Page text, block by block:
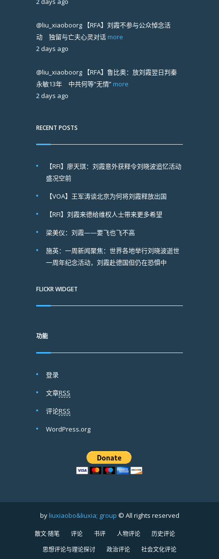
@liu_xiaoboorg 【RFA】刘霞不参与公众悼念活
动 独留与亡夫心灵对话 more
2 days ago
@liu_xiaoboorg 【RFA】鲁比奥：放刘霞翌日判秦
永敏13年 中共何等“无情” more
2 days ago
RECENT POSTS
【RFI】廖天琪：刘霞意外获释令刘晓波追忆活动
盛况空前
【VOA】王军涛谈北京为何将刘霞释放出国
【RFI】刘霞来德给维权人士带来更多希望
梁美仪：刘霞——要飞也飞不高
施英：一周新闻聚焦：世界各地举行刘晓波逝世
一周年纪念活动，刘霞赴德国但仍在恐惧中
FLICKR WIDGET
功能
登录
文章RSS
评论RSS
WordPress.org
byliuxiaobo&liuxia; group © All rights reserved
散文·随笔 评论 书评 人物评论
历史评论
思想评论与理论探讨
政治评论 社会文化评论